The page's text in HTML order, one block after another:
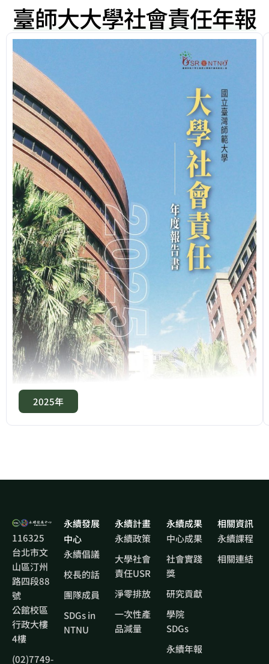
臺師大大學社會責任年報
2025年
116325
台北市文
山區汀州
路四段88
號
公館校區
行政大樓
4樓
(02)7749-
永續發展
中心
永續倡議
校長的話
團隊成員
SDGs in
NTNU
永續計畫
永續政策
大學社會
責任USR
淨零排放
一次性產
品減量
永續成果
中心成果
社會實踐
獎
研究貢獻
學院
SDGs
永續年報
相關資訊
永續課程
相關連結